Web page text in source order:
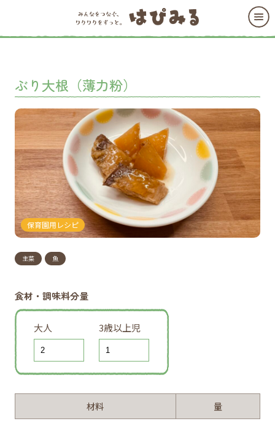
ぶり大根（薄力粉）
保育園用レシピ
主菜 魚
食材・調味料分量
大人 3歳以上児
材料 量